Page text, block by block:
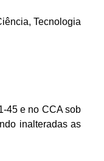
Tecnologia
45 e no CCA sob
inalteradas as